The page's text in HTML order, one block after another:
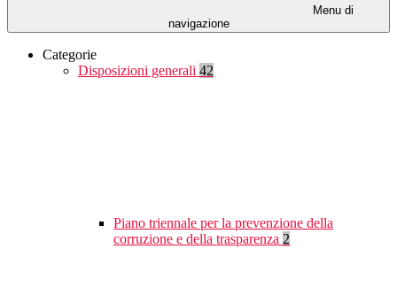
Menu di
navigazione
Categorie
Disposizioni generali 42
Piano triennale per la prevenzione della
corruzione e della trasparenza 2